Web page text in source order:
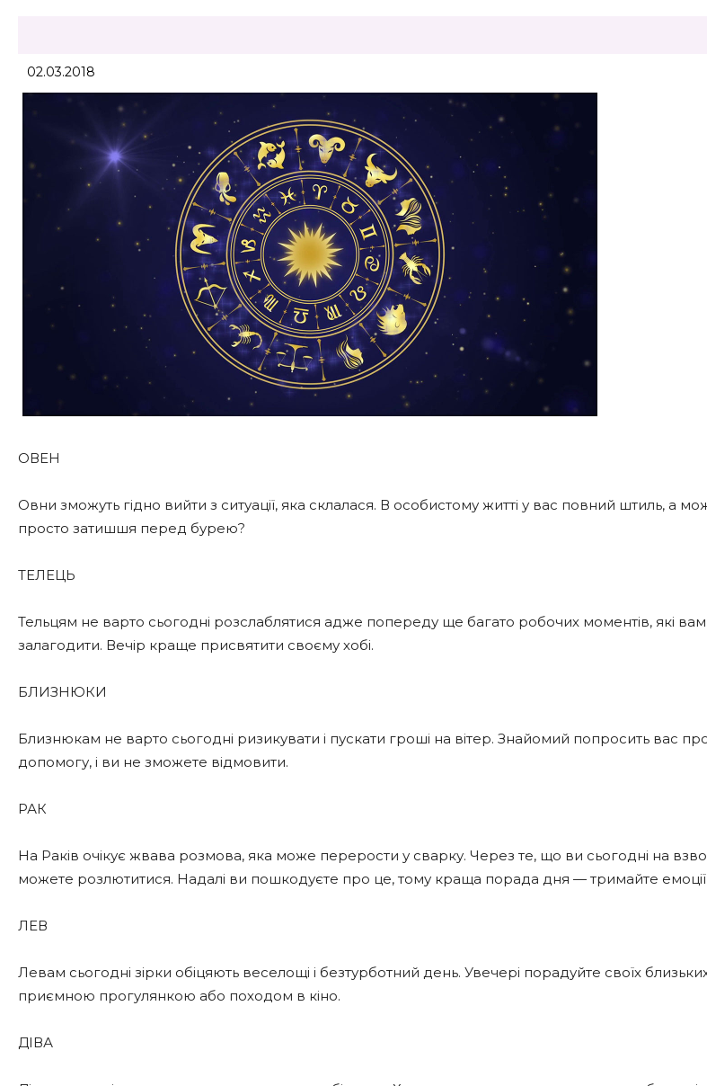
02.03.2018
ОВЕН
Овни зможуть гідно вийти з ситуації, яка склалася. В особистому житті у вас повний штиль, а
просто затишшя перед бурею?
ТЕЛЕЦЬ
Тельцям не варто сьогодні розслаблятися адже попереду ще багато робочих моментів, які
залагодити. Вечір краще присвятити своєму хобі.
БЛИЗНЮКИ
Близнюкам не варто сьогодні ризикувати і пускати гроші на вітер. Знайомий попросить вас
допомогу, і ви не зможете відмовити.
РАК
На Раків очікує жвава розмова, яка може перерости у сварку. Через те, що ви сьогодні на
можете розлютитися. Надалі ви пошкодуєте про це, тому краща порада дня — тримайте емоції
ЛЕВ
Левам сьогодні зірки обіцяють веселощі і безтурботний день. Увечері порадуйте своїх
приємною прогулянкою або походом в кіно.
ДІВА